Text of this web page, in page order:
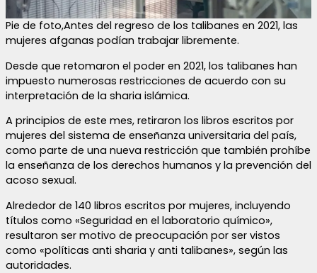
Pie de foto,Antes del regreso de los talibanes en 2021, las
mujeres afganas podían trabajar libremente.
Desde que retomaron el poder en 2021, los talibanes han
impuesto numerosas restricciones de acuerdo con su
interpretación de la sharia islámica.
A principios de este mes, retiraron los libros escritos por
mujeres del sistema de enseñanza universitaria del país,
como parte de una nueva restricción que también prohíbe
la enseñanza de los derechos humanos y la prevención del
acoso sexual.
Alrededor de 140 libros escritos por mujeres, incluyendo
títulos como «Seguridad en el laboratorio químico»,
resultaron ser motivo de preocupación por ser vistos
como «políticas anti sharia y anti talibanes», según las
autoridades.